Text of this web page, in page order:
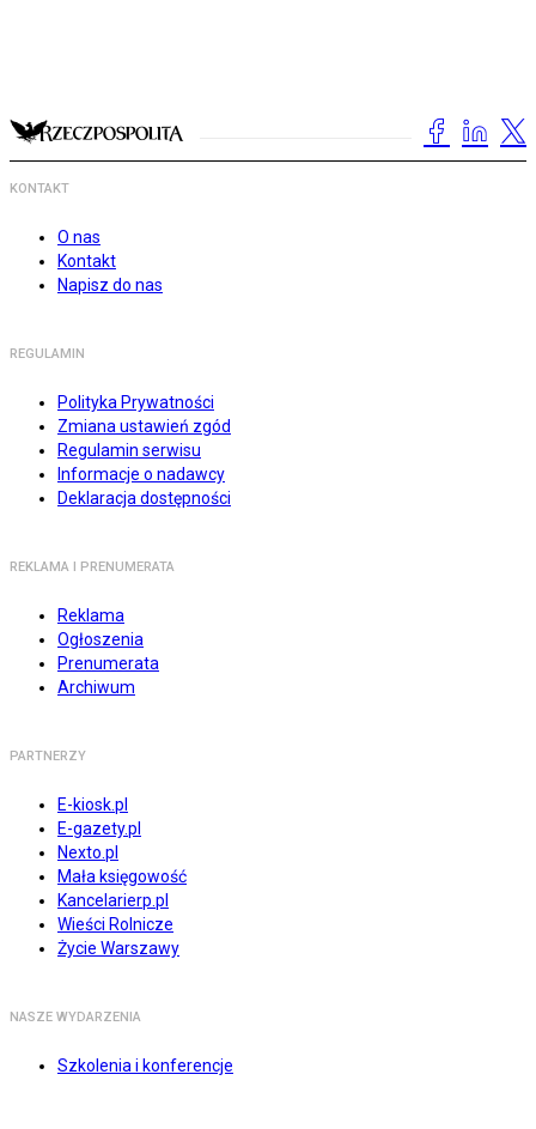
KONTAKT
O nas
Kontakt
Napisz do nas
REGULAMIN
Polityka Prywatności
Zmiana ustawień zgód
Regulamin serwisu
Informacje o nadawcy
Deklaracja dostępności
REKLAMA I PRENUMERATA
Reklama
Ogłoszenia
Prenumerata
Archiwum
PARTNERZY
E-kiosk.pl
E-gazety.pl
Nexto.pl
Mała księgowość
Kancelarierp.pl
Wieści Rolnicze
Życie Warszawy
NASZE WYDARZENIA
Szkolenia i konferencje